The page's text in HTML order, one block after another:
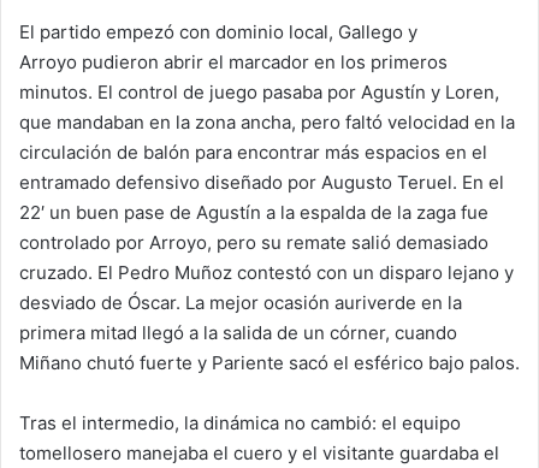
El partido empezó con dominio local, Gallego y
Arroyo pudieron abrir el marcador en los primeros
minutos. El control de juego pasaba por Agustín y Loren,
que mandaban en la zona ancha, pero faltó velocidad en la
circulación de balón para encontrar más espacios en el
entramado defensivo diseñado por Augusto Teruel. En el
22′ un buen pase de Agustín a la espalda de la zaga fue
controlado por Arroyo, pero su remate salió demasiado
cruzado. El Pedro Muñoz contestó con un disparo lejano y
desviado de Óscar. La mejor ocasión auriverde en la
primera mitad llegó a la salida de un córner, cuando
Miñano chutó fuerte y Pariente sacó el esférico bajo palos.
Tras el intermedio, la dinámica no cambió: el equipo
tomellosero manejaba el cuero y el visitante guardaba el